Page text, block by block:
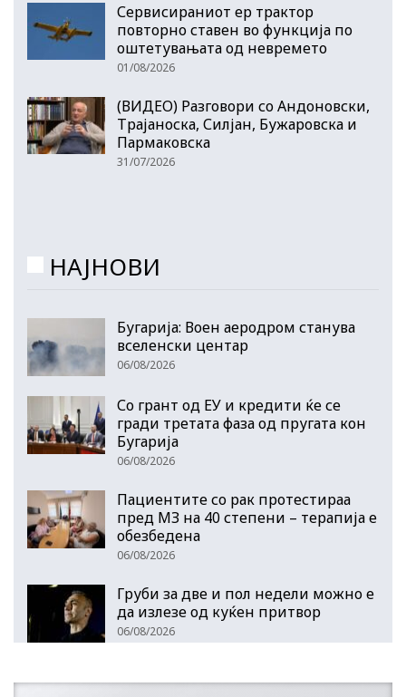
Сервисираниот ер трактор
повторно ставен во функција по
оштетувањата од невремето
01/08/2026
(ВИДЕО) Разговори со Андоновски,
Трајаноска, Силјан, Бужаровска и
Пармаковска
31/07/2026
НАЈНОВИ
Бугарија: Воен аеродром станува
вселенски центар
06/08/2026
Со грант од ЕУ и кредити ќе се
гради третата фаза од пругата кон
Бугарија
06/08/2026
Пациентите со рак протестираа
пред МЗ на 40 степени – терапија е
обезбедена
06/08/2026
Груби за две и пол недели можно е
да излезе од куќен притвор
06/08/2026